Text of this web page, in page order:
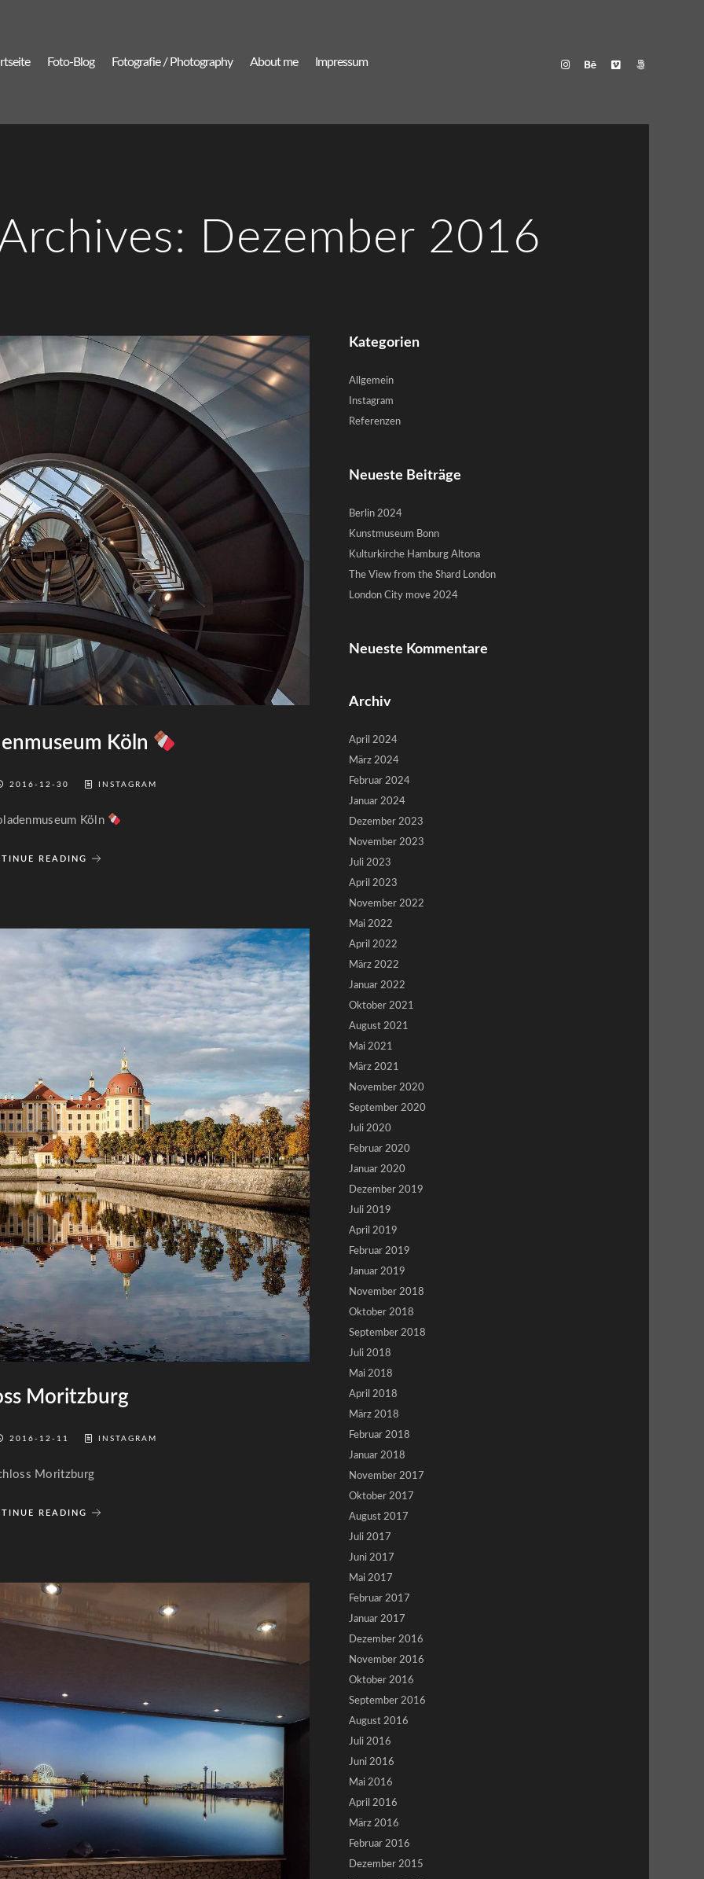
Foto-Blog Fotografie / Photography About me Impressum
Dezember 2016
Köln
2016-12-30 INSTAGRAM
Köln
READING
Moritzburg
2016-12-11 INSTAGRAM
Moritzburg
READING
Kategorien
Allgemein
Instagram
Referenzen
Neueste Beiträge
Berlin 2024
Kunstmuseum Bonn
Kulturkirche Hamburg Altona
The View from the Shard London
London City move 2024
Neueste Kommentare
Archiv
April 2024
März 2024
Februar 2024
Januar 2024
Dezember 2023
November 2023
Juli 2023
April 2023
November 2022
Mai 2022
April 2022
März 2022
Januar 2022
Oktober 2021
August 2021
Mai 2021
März 2021
November 2020
September 2020
Juli 2020
Februar 2020
Januar 2020
Dezember 2019
Juli 2019
April 2019
Februar 2019
Januar 2019
November 2018
Oktober 2018
September 2018
Juli 2018
Mai 2018
April 2018
März 2018
Februar 2018
Januar 2018
November 2017
Oktober 2017
August 2017
Juli 2017
Juni 2017
Mai 2017
Februar 2017
Januar 2017
Dezember 2016
November 2016
Oktober 2016
September 2016
August 2016
Juli 2016
Juni 2016
Mai 2016
April 2016
März 2016
Februar 2016
Dezember 2015